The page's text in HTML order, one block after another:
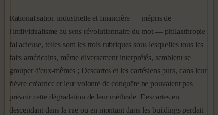
Rationalisation industrielle et financière — mépris de
l'individualisme au sens révolutionnaire du mot — philanthropie
fallacieuse, telles sont les trois rubriques sous lesquelles tous les
faits américains, même diver­sement interprétés, semblent se
grouper d'eux-mêmes ; Descartes et les cartésiens purs, dans leur
fièvre créatrice et leur volonté de conquête ne pouvaient pas
prévoir cette dégradation de leur méthode. Descartes en
descendant dans la rue ou en montant dans les buildings perdait